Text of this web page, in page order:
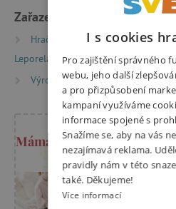
Zařazeno v kategoriích
Hračky dle typu Knihy
Leporela
Výrobci
Svojtka&Co.
Máma Kristýna radí
I s cookies
Pro zajištění správného
webu, jeho další
a pro přizpůsobení
kampaní využíváme
informace spojené s
Snažíme se, aby na vás
nezajímavá reklama.
pravidly nám v této
také. Děkujeme!
Více informací